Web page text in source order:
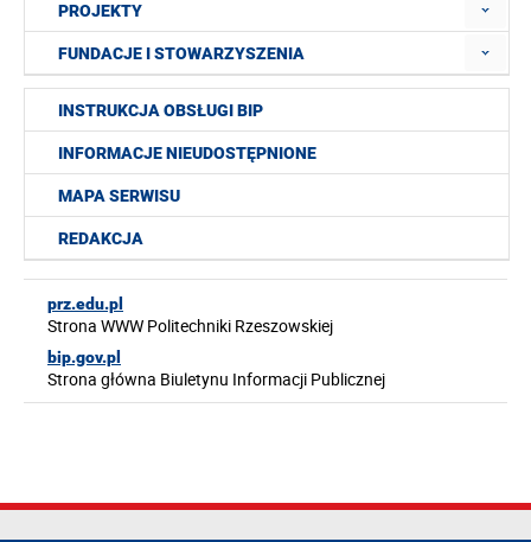
PROJEKTY
FUNDACJE I STOWARZYSZENIA
INSTRUKCJA OBSŁUGI BIP
INFORMACJE NIEUDOSTĘPNIONE
MAPA SERWISU
REDAKCJA
prz.edu.pl
Strona WWW Politechniki Rzeszowskiej
bip.gov.pl
Strona główna Biuletynu Informacji Publicznej